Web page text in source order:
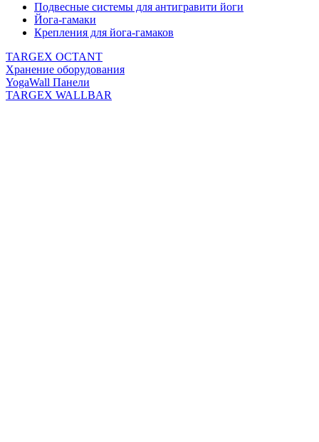
Подвесные системы для антигравити йоги
Йога-гамаки
Крепления для йога-гамаков
TARGEX OCTANT
Хранение оборудования
YogaWall Панели
TARGEX WALLBAR